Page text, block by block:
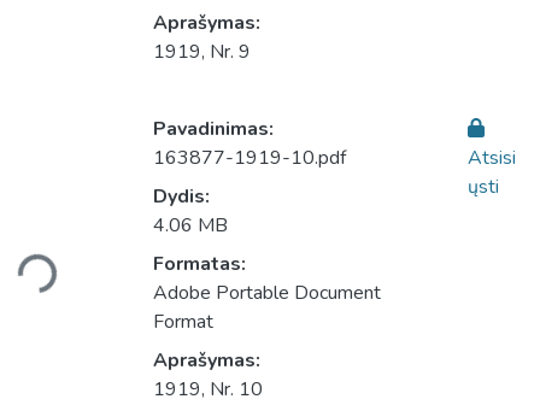
Aprašymas:
1919, Nr. 9
Įkeliama...
Pavadinimas:
163877-1919-10.pdf
Dydis:
4.06 MB
Formatas:
Adobe Portable Document
Format
Aprašymas:
1919, Nr. 10
Atsisi
ųsti